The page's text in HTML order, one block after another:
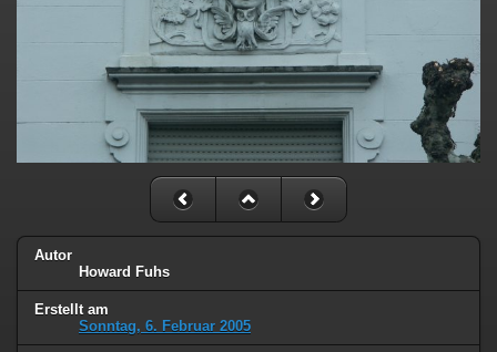
Autor
Howard Fuhs
Erstellt am
Sonntag, 6. Februar 2005